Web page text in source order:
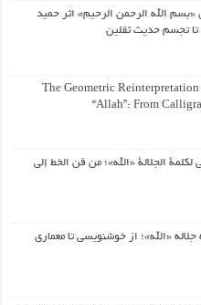
«بسم الله الرحمن الرحیم» اثر حمید
تا تجسم حدیث ثقلین
The Geometric
“Allah”: From
لكلمة الجلالة «الله»؛ من فن الخط إلى
«الله»؛ از خوشنویسی تا معماری